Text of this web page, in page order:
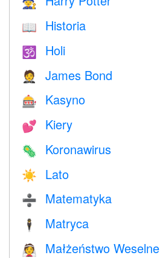
📖 Historia
🕉 Holi
🤵 James Bond
🎰 Kasyno
💕 Kiery
🦠 Koronawirus
☀️ Lato
➗ Matematyka
🕴️ Matryca
👰 Małżeństwo Weselne